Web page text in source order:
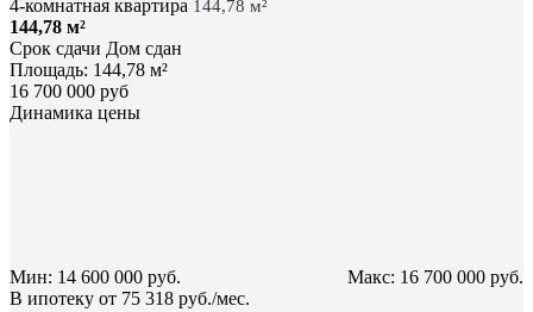
4-комнатная квартира 144,78 м²
144,78 м²
Срок сдачи Дом сдан
Площадь: 144,78 м²
16 700 000 руб
Динамика цены
Мин: 14 600 000 руб.
Макс: 16 700 000 руб.
В ипотеку от 75 318 руб./мес.